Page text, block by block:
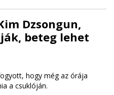
Dzsongun,
beteg lehet
hogy még az órája
a csuklóján.